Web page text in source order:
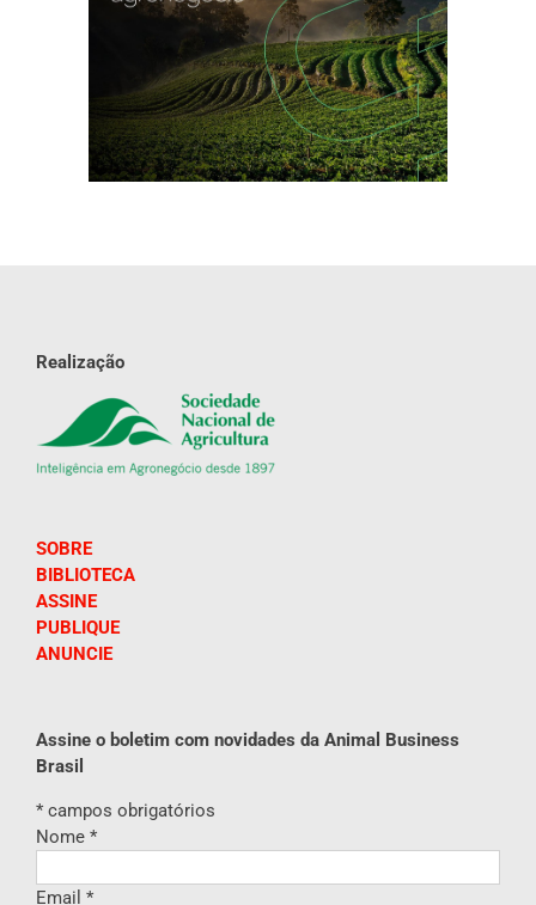
Realização
SOBRE
BIBLIOTECA
ASSINE
PUBLIQUE
ANUNCIE
Assine o boletim com novidades da Animal Business
Brasil
* campos obrigatórios
Nome *
Email *